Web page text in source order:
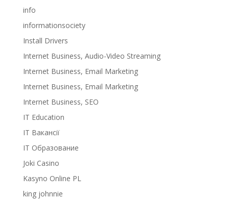
info
informationsociety
Install Drivers
Internet Business, Audio-Video Streaming
Internet Business, Email Marketing
Internet Business, Email Marketing
Internet Business, SEO
IT Education
IT Вакансії
IT Образование
Joki Casino
Kasyno Online PL
king johnnie